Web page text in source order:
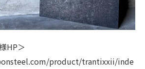
HP＞
product/trantixxii/inde